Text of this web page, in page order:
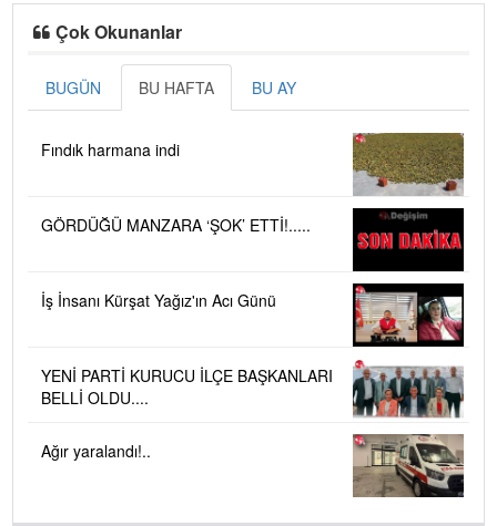
Çok Okunanlar
BUGÜN BU HAFTA BU AY
Fındık harmana indi
GÖRDÜĞÜ MANZARA ‘ŞOK’ ETTİ!.....
İş İnsanı Kürşat Yağız'ın Acı Günü
YENİ PARTİ KURUCU İLÇE BAŞKANLARI
BELLİ OLDU....
Ağır yaralandı!..